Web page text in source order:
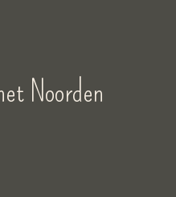
Noorden